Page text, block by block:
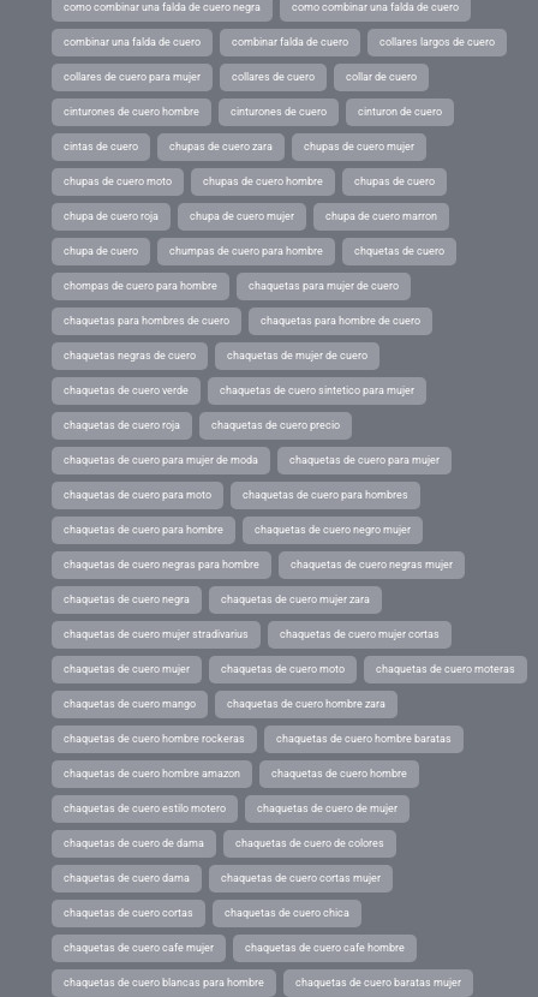
como combinar una falda de cuero negra como combinar una falda de cuero
combinar una falda de cuero combinar falda de cuero collares largos de cuero
collares de cuero para mujer collares de cuero collar de cuero
cinturones de cuero hombre cinturones de cuero cinturon de cuero
cintas de cuero chupas de cuero zara chupas de cuero mujer
chupas de cuero moto chupas de cuero hombre chupas de cuero
chupa de cuero roja chupa de cuero mujer chupa de cuero marron
chupa de cuero chumpas de cuero para hombre chquetas de cuero
chompas de cuero para hombre chaquetas para mujer de cuero
chaquetas para hombres de cuero chaquetas para hombre de cuero
chaquetas negras de cuero chaquetas de mujer de cuero
chaquetas de cuero verde chaquetas de cuero sintetico para mujer
chaquetas de cuero roja chaquetas de cuero precio
chaquetas de cuero para mujer de moda chaquetas de cuero para mujer
chaquetas de cuero para moto chaquetas de cuero para hombres
chaquetas de cuero para hombre chaquetas de cuero negro mujer
chaquetas de cuero negras para hombre chaquetas de cuero negras mujer
chaquetas de cuero negra chaquetas de cuero mujer zara
chaquetas de cuero mujer stradivarius chaquetas de cuero mujer cortas
chaquetas de cuero mujer chaquetas de cuero moto chaquetas de cuero moteras
chaquetas de cuero mango chaquetas de cuero hombre zara
chaquetas de cuero hombre rockeras chaquetas de cuero hombre baratas
chaquetas de cuero hombre amazon chaquetas de cuero hombre
chaquetas de cuero estilo motero chaquetas de cuero de mujer
chaquetas de cuero de dama chaquetas de cuero de colores
chaquetas de cuero dama chaquetas de cuero cortas mujer
chaquetas de cuero cortas chaquetas de cuero chica
chaquetas de cuero cafe mujer chaquetas de cuero cafe hombre
chaquetas de cuero blancas para hombre chaquetas de cuero baratas mujer